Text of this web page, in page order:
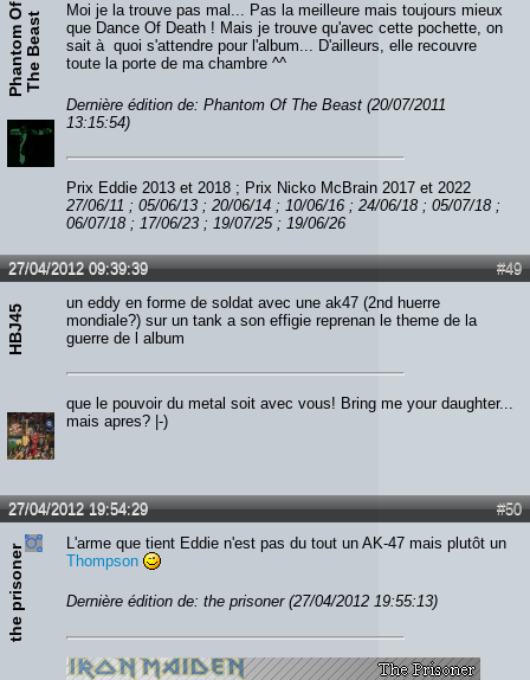
P
h
a
n
t
o
m
O
f
T
h
e
B
e
a
st
Moi je la trouve pas mal... Pas la meilleure mais toujours mieux
que Dance Of Death ! Mais je trouve qu'avec cette pochette, on
sait à quoi s'attendre pour l'album... D'ailleurs, elle recouvre
toute la porte de ma chambre ^^
Dernière édition de: Phantom Of The Beast (20/07/2011
13:15:54)
Prix Eddie 2013 et 2018 ; Prix Nicko McBrain 2017 et 2022
27/06/11 ; 05/06/13 ; 20/06/14 ; 10/06/16 ; 24/06/18 ; 05/07/18 ;
06/07/18 ; 17/06/23 ; 19/07/25 ; 19/06/26
#49
27/04/2012 09:39:39
HBJ45
un eddy en forme de soldat avec une ak47 (2nd huerre
mondiale?) sur un tank a son effigie reprenan le theme de la
guerre de l album
que le pouvoir du metal soit avec vous! Bring me your daughter...
mais apres? |-)
#50
27/04/2012 19:54:29
the prisoner
L'arme que tient Eddie n'est pas du tout un AK-47 mais plutôt un
Thompson
Dernière édition de: the prisoner (27/04/2012 19:55:13)